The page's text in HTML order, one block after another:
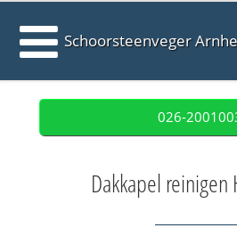
Schoorsteenveger
026-
Dakkapel